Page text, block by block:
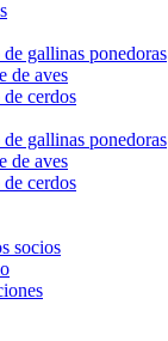
gallinas ponedoras
de aves
cerdos
gallinas ponedoras
de aves
cerdos
socios